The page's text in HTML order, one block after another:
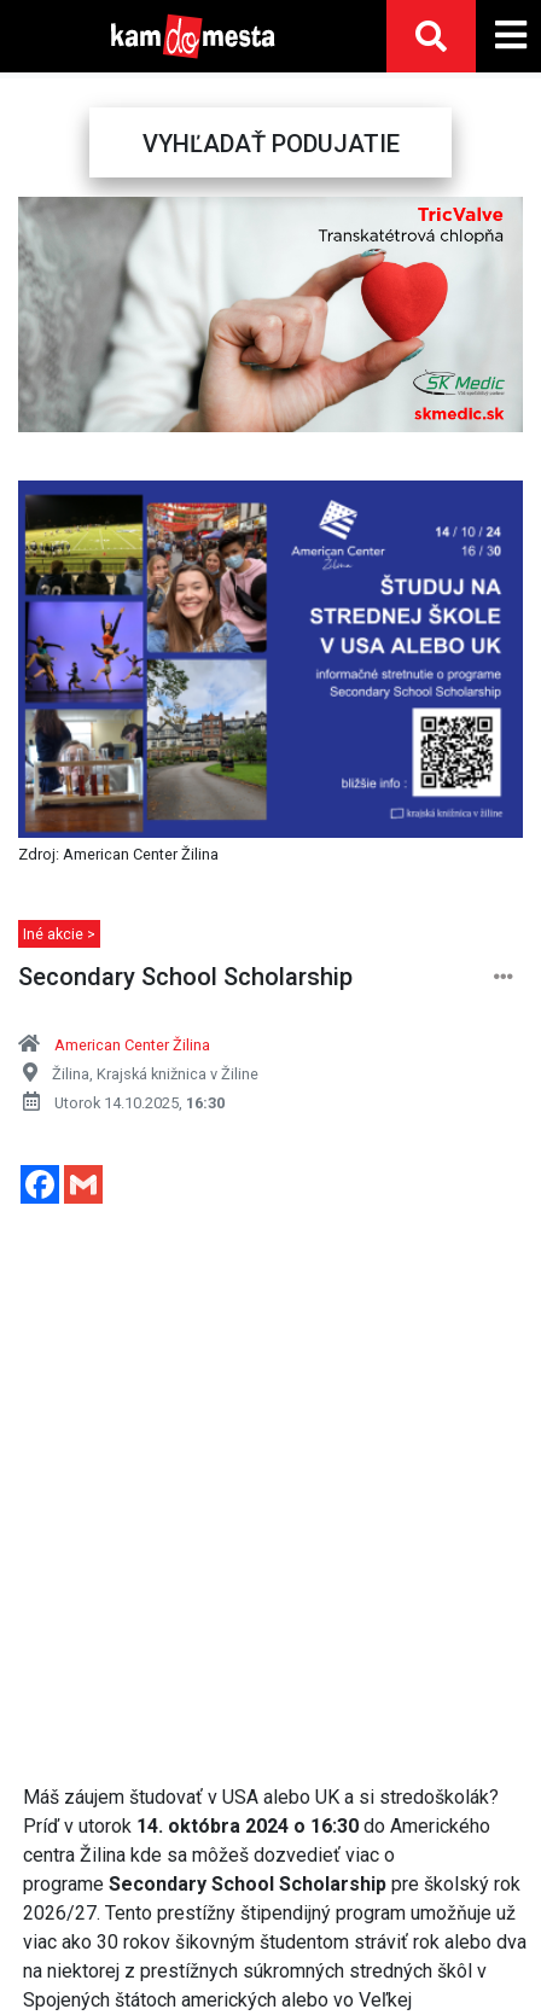
VYHĽADAŤ PODUJATIE
Previous
Zdroj: American Center Žilina
Iné akcie >
Secondary School Scholarship
American Center Žilina
Žilina, Krajská knižnica v Žiline
Utorok 14.10.2025, 16:30
Facebook
Máš záujem študovať v USA alebo UK a si stredoškolák?
Príď v utorok 14. októbra 2024 o 16:30 do Amerického
centra Žilina kde sa môžeš dozvedieť viac o
programe Secondary School Scholarship pre školský rok
2026/27. Tento prestížny štipendijný program umožňuje už
viac ako 30 rokov šikovným študentom stráviť rok alebo dva
na niektorej z prestížnych súkromných stredných škôl v
Spojených štátoch amerických alebo vo Veľkej